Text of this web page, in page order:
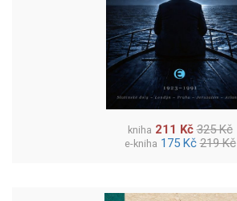
kniha 211 Kč 325 Kč
e-kniha 175 Kč 219 Kč